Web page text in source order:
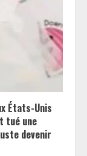
États-Unis
tué une
devenir